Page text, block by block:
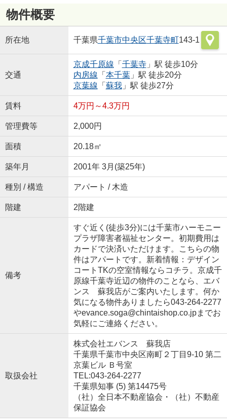
物件概要
所在地 千葉県千葉市中央区千葉寺町143-1
交通
京成千原線 「 千葉寺」駅 徒歩10分
内房線 「 本千葉」駅 徒歩20分
京葉線 「 蘇我」駅 徒歩27分
賃料 4万円～4.3万円
管理費等 2,000円
面積 20.18㎡
築年月 2001年 3月(築25年)
種別 / 構造 アパート / 木造
階建 2階建
備考
すぐ近く(徒歩3分)には千葉市ハーモニー
プラザ障害者福祉センター。初期費用は
カードで決済いただけます。こちらの物
件はアパートです。新着情報：デザイン
コートTKの空室情報ならコチラ。京成千
原線千葉寺近辺の物件のことなら、エバ
ンス 蘇我店がご案内いたします。何か
気になる物件ありましたら043-264-2277
やevance.soga@chintaishop.co.jpまでお
気軽にご連絡ください。
取扱会社
株式会社エバンス 蘇我店
千葉県千葉市中央区南町２丁目9-10 第二
京葉ビル Ｂ号室
TEL:043-264-2277
千葉県知事 (5) 第14475号
（社）全日本不動産協会・（社）不動産
保証協会